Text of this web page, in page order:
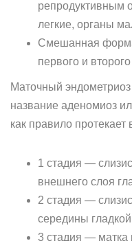
репродуктивным
легкие, органы
Смешанная форма
первого и
Маточный
название аденомиоз
как правило протекает
1 стадия —
внешнего слоя
2 стадия —
середины
3 стадия — матка